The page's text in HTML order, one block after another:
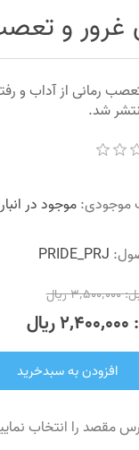
غرور و
رمانی از آداب و
موجودی: موجود در انبار
PRIDE_PRJ
3٬500٬000 ریال
2٬400٬000 ریال
افزودن به سبدخرید
مقصد را انتخاب